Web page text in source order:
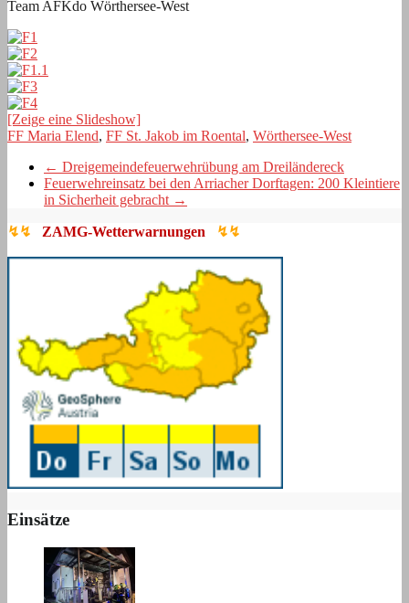
Team AFKdo Wörthersee-West
[Zeige eine Slideshow]
FF Maria Elend, FF St. Jakob im Roental, Wörthersee-West
← Dreigemeindefeuerwehrübung am Dreiländereck
Feuerwehreinsatz bei den Arriacher Dorftagen: 200 Kleintiere
in Sicherheit gebracht →
↯↯ ZAMG-Wetterwarnungen ↯↯
Einsätze